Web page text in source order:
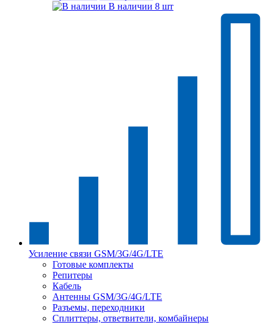
В наличии 8 шт
Усиление связи GSM/3G/4G/LTE
Готовые комплекты
Репитеры
Кабель
Антенны GSM/3G/4G/LTE
Разъемы, переходники
Сплиттеры, ответвители, комбайнеры